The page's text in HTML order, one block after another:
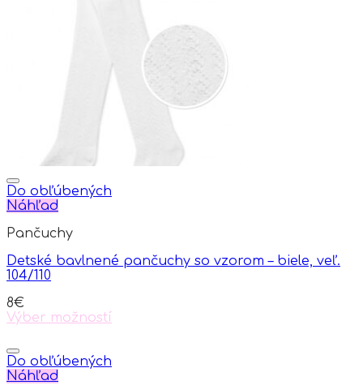
Do obľúbených
Náhľad
Pančuchy
Detské bavlnené pančuchy so vzorom – biele, veľ.
104/110
8€
Výber možností
product
has
multiple
Do obľúbených
Náhľad